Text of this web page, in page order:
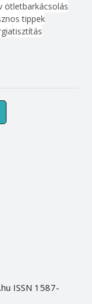
ötletbarkácsolás
tippek
tisztítás
ISSN 1587-